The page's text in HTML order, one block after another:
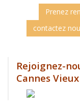
Prenez
contactez
Rejoignez-
Cannes